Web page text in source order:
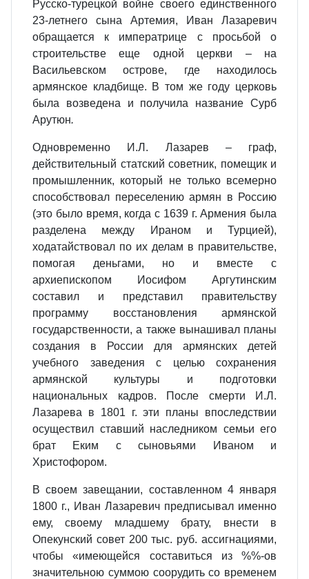
Русско-турецкой войне своего единственного
23-летнего сына Артемия, Иван Лазаревич
обращается к императрице с просьбой о
строительстве еще одной церкви – на
Васильевском острове, где находилось
армянское кладбище. В том же году церковь
была возведена и получила название Сурб
Арутюн.
Одновременно И.Л. Лазарев – граф,
действительный статский советник, помещик и
промышленник, который не только всемерно
способствовал переселению армян в Россию
(это было время, когда с 1639 г. Армения была
разделена между Ираном и Турцией),
ходатайствовал по их делам в правительстве,
помогая деньгами, но и вместе с
архиепископом Иосифом Аргутинским
составил и представил правительству
программу восстановления армянской
государственности, а также вынашивал планы
создания в России для армянских детей
учебного заведения с целью сохранения
армянской культуры и подготовки
национальных кадров. После смерти И.Л.
Лазарева в 1801 г. эти планы впоследствии
осуществил ставший наследником семьи его
брат Еким с сыновьями Иваном и
Христофором.
В своем завещании, составленном 4 января
1800 г., Иван Лазаревич предписывал именно
ему, своему младшему брату, внести в
Опекунский совет 200 тыс. руб. ассигнациями,
чтобы «имеющейся составиться из %%-ов
значительною суммою соорудить со временем